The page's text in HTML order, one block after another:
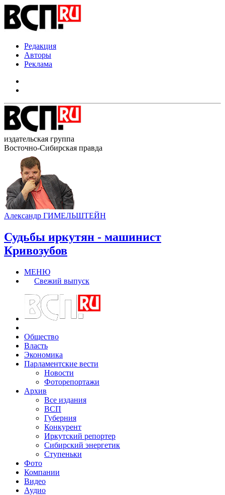
Редакция
Авторы
Реклама
издательская группа
Восточно-Сибирская правда
Александр ГИМЕЛЬШТЕЙН
Судьбы иркутян - машинист
Кривозубов
МЕНЮ
Свежий выпуск
Общество
Власть
Экономика
Парламентские вести
Новости
Фоторепортажи
Архив
Все издания
ВСП
Губерния
Конкурент
Иркутский репортер
Сибирский энергетик
Ступеньки
Фото
Компании
Видео
Аудио